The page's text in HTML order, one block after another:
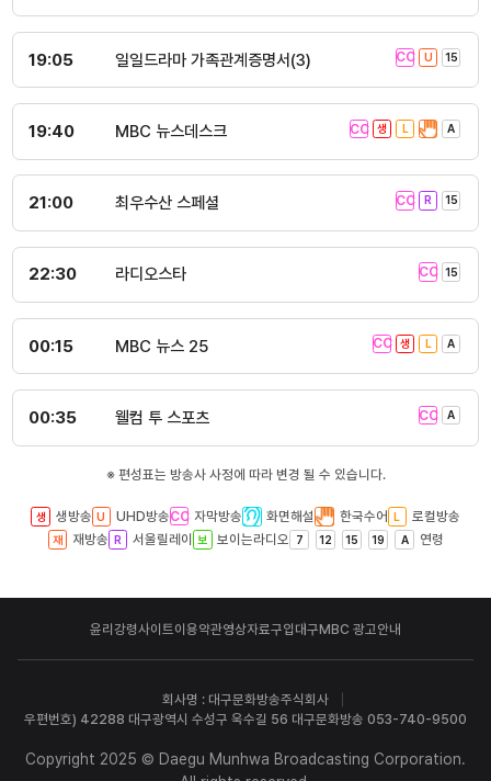
19:05 일일드라마 가족관계증명서(3)
19:40 MBC 뉴스데스크
21:00 최우수산 스페셜
22:30 라디오스타
00:15 MBC 뉴스 25
00:35 웰컴 투 스포츠
※ 편성표는 방송사 사정에 따라 변경 될 수 있습니다.
생방송 UHD방송 자막방송 화면해설 한국수어
로컬방송
재방송
서울릴레이 보이는라디오 연령
윤리강령사이트이용약관영상자료구입 대구MBC 광고안내
회사명 : 대구문화방송주식회사
우편번호) 42288 대구광역시 수성구 욱수길 56 대구문화방송 053-740-9500
Copyright 2025 © Daegu Munhwa Broadcasting Corporation.